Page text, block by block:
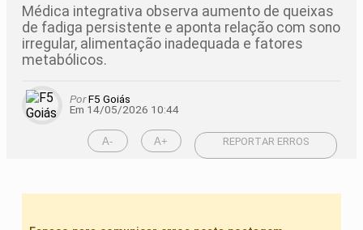
Médica integrativa observa aumento de queixas
de fadiga persistente e aponta relação com sono
irregular, alimentação inadequada e fatores
metabólicos.
PorF5 Goiás
Em 14/05/2026 10:44
A- A+ REPORTAR ERROS